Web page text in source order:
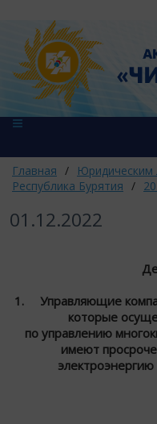
Главная / Юридическим
Республика Бурятия /
01.12.2022
1. Управляющие
которые
по управлению
имеют